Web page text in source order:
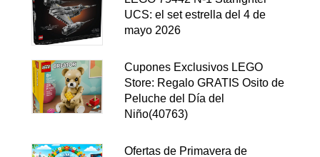
UCS: el set estrella del 4 de
mayo 2026
Cupones Exclusivos LEGO
Store: Regalo GRATIS Osito de
Peluche del Día del
Niño(40763)
Ofertas de Primavera de